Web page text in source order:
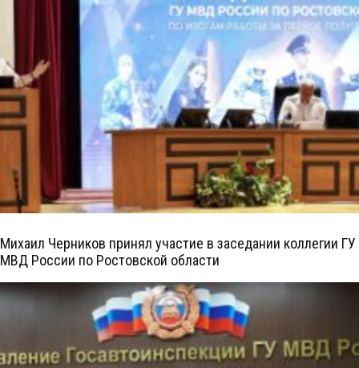
Михаил Черников принял участие в заседании коллегии ГУ
МВД России по Ростовской области